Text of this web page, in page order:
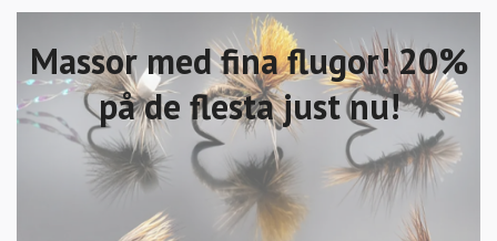
Massor med fina flugor! 20%
på de flesta just nu!